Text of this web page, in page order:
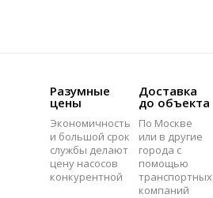
Разумные
цены
Экономичность
и большой срок
службы делают
цену насосов
конкурентной
Доставка
до объекта
По Москве
или в другие
города с
помощью
транспортных
компаний